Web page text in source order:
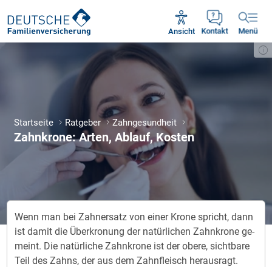
Kontakt
Ansicht Menü
Mo - Fr 09:00 - 18:30 Uhr
Startseite Ratgeber Zahngesundheit
Zahnkrone: Arten, Ablauf, Kosten
Wenn man bei Zahn­er­satz von ei­ner Kro­ne spricht, dann
ist da­mit die Über­kro­nung der na­tür­li­chen Zahn­kro­ne ge­
meint. Die na­tür­li­che Zahn­kro­ne ist der obe­re, sicht­ba­re
Teil des Zahns, der aus dem Zahn­fleisch her­aus­ragt.